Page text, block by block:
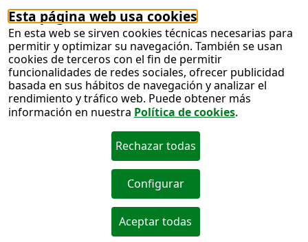
Esta página web usa cookies
En esta web se sirven cookies técnicas necesarias para
permitir y optimizar su navegación. También se usan
cookies de terceros con el fin de permitir
funcionalidades de redes sociales, ofrecer publicidad
basada en sus hábitos de navegación y analizar el
rendimiento y tráfico web. Puede obtener más
información en nuestra Política de cookies.